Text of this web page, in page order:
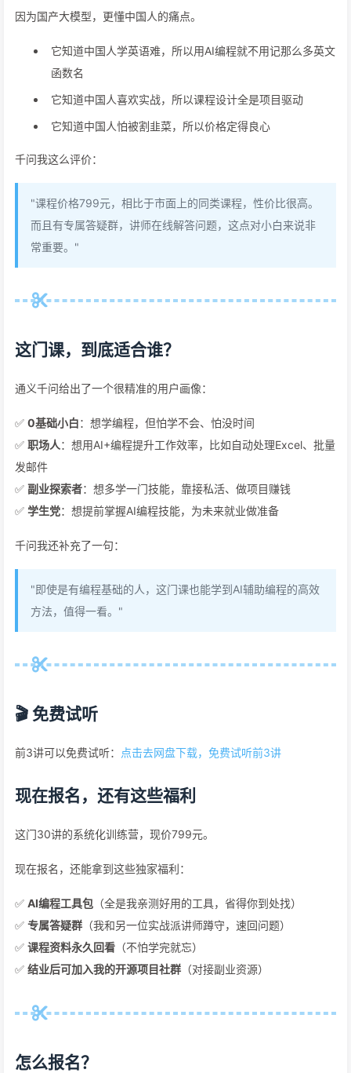
因为国产大模型，更懂中国人的痛点。
它知道中国人学英语难，所以用AI编程就不用记那么多英文
函数名
它知道中国人喜欢实战，所以课程设计全是项目驱动
它知道中国人怕被割韭菜，所以价格定得良心
千问我这么评价：
"课程价格799元，相比于市面上的同类课程，性价比很高。
而且有专属答疑群，讲师在线解答问题，这点对小白来说非
常重要。"
这门课，到底适合谁？
通义千问给出了一个很精准的用户画像：
✅ 0基础小白：想学编程，但怕学不会、怕没时间
✅ 职场人：想用AI+编程提升工作效率，比如自动处理Excel、批量
发邮件
✅ 副业探索者：想多学一门技能，靠接私活、做项目赚钱
✅ 学生党：想提前掌握AI编程技能，为未来就业做准备
千问我还补充了一句：
"即使是有编程基础的人，这门课也能学到AI辅助编程的高效
方法，值得一看。"
🎬 免费试听
前3讲可以免费试听： 点击去网盘下载，免费试听前3讲
现在报名，还有这些福利
这门30讲的系统化训练营，现价799元。
现在报名，还能拿到这些独家福利：
✅ AI编程工具包 （全是我亲测好用的工具，省得你到处找）
✅ 专属答疑群 （我和另一位实战派讲师蹲守，速回问题）
✅ 课程资料永久回看 （不怕学完就忘）
✅ 结业后可加入我的开源项目社群 （对接副业资源）
怎么报名？